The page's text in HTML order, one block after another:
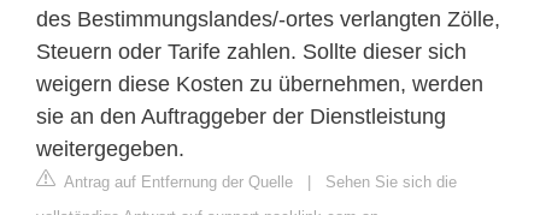
des Bestimmungslandes/-ortes verlangten Zölle,
Steuern oder Tarife zahlen. Sollte dieser sich
weigern diese Kosten zu übernehmen, werden
sie an den Auftraggeber der Dienstleistung
weitergegeben.
Antrag auf Entfernung der Quelle | Sehen Sie sich die